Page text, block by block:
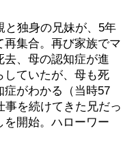
と独身の兄妹が、5年
集合。再び家族でマ
去、母の認知症が進
していたが、母も死
がわかる（当時57
事を続けてきた兄だっ
を開始。ハローワー